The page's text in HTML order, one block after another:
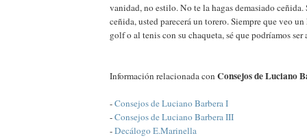
vanidad, no estilo. No te la hagas demasiado ceñida.
ceñida, usted parecerá un torero. Siempre que veo
golf o al tenis con su chaqueta, sé que podríamos ser
Información relacionada con Consejos de Luciano
-Consejos de Luciano Barbera I
-Consejos de Luciano Barbera III
-Decálogo E.Marinella